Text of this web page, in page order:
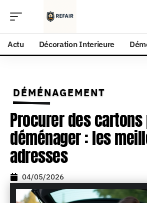
Actu Décoration Interieure
DÉMÉNAGEMENT
Procurer des
déménager : les
adresses
04/05/2026